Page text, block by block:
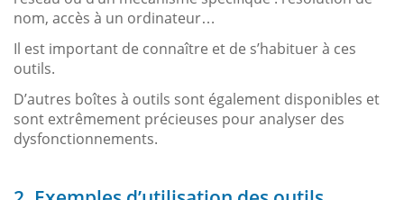
nom, accès à un ordinateur…
Il est important de connaître et de s’habituer à ces
outils.
D’autres boîtes à outils sont également disponibles et
sont extrêmement précieuses pour analyser des
dysfonctionnements.